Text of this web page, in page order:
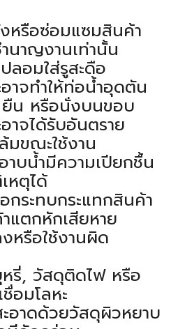
หรือซ่อมแซมสินค้า
นาญงานเท่านั้น
ลอมใส่รูสะดือ
าจทำให้ท่อน้ำอุดตัน
น หรือนั่งบนขอบ
าจได้รับอันตราย
มขณะใช้งาน
าบน้ำมีความเปียกชื้น
หตุได้
ระทบกระแทกสินค้า
าแตกหักเสียหาย
หรือใช้งานผิด
หรี่, วัสดุติดไฟ หรือ
อมโลหะ
อาดด้วยวัสดุผิวหยาบ